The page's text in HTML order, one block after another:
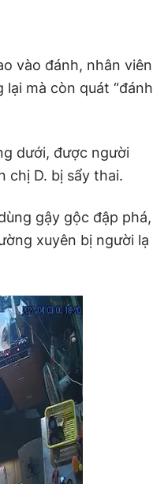
vào đánh, nhân viên
mà còn quát “đánh
dưới, được người
chị D. bị sẩy thai.
gậy gộc đập phá,
xuyên bị người lạ